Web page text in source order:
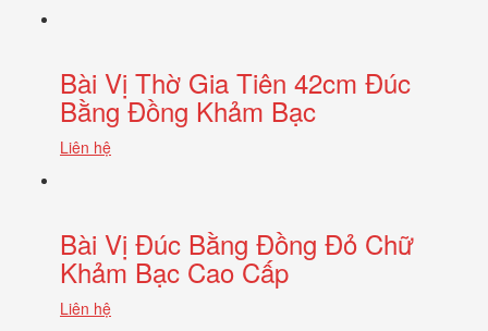
Bài Vị Thờ Gia Tiên 42cm Đúc
Bằng Đồng Khảm Bạc
Liên hệ
Bài Vị Đúc Bằng Đồng Đỏ Chữ
Khảm Bạc Cao Cấp
Liên hệ